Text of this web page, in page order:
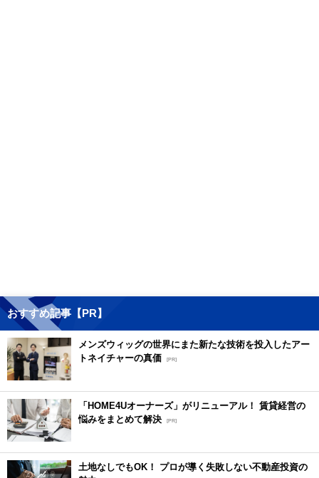
おすすめ記事【PR】
メンズウィッグの世界にまた新たな技術を投入したアー
トネイチャーの真価 [PR]
「HOME4Uオーナーズ」がリニューアル！ 賃貸経営の
悩みをまとめて解決 [PR]
土地なしでもOK！ プロが導く失敗しない不動産投資の